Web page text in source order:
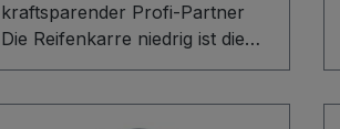
kraftsparender Profi-Partner
Die Reifenkarre niedrig ist die
ideale Lösung für den